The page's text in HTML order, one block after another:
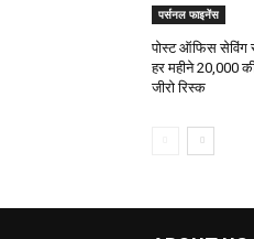
पर्सनल फाइनेंस
पोस्ट ऑफिस सेविंग
हर महीने ₹20,000
जीरो रिस्क